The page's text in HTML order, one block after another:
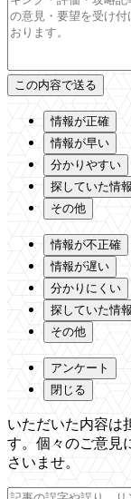
情報が正確
情報が早い
分かりやすい
探していた情
その他
情報が不正確
情報が遅い
分かりにくい
探していた情
その他
アンケート
閉じる
いただいた内容は
す。個々のご意見
さいませ。